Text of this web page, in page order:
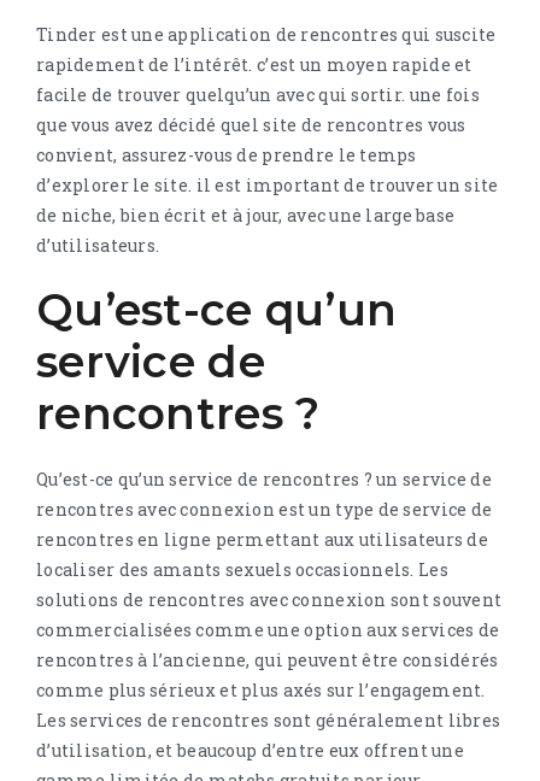
Tinder est une application de rencontres qui suscite
rapidement de l’intérêt. c’est un moyen rapide et
facile de trouver quelqu’un avec qui sortir. une fois
que vous avez décidé quel site de rencontres vous
convient, assurez-vous de prendre le temps
d’explorer le site. il est important de trouver un site
de niche, bien écrit et à jour, avec une large base
d’utilisateurs.
Qu’est-ce qu’un
service de
rencontres ?
Qu’est-ce qu’un service de rencontres ? un service de
rencontres avec connexion est un type de service de
rencontres en ligne permettant aux utilisateurs de
localiser des amants sexuels occasionnels. Les
solutions de rencontres avec connexion sont souvent
commercialisées comme une option aux services de
rencontres à l’ancienne, qui peuvent être considérés
comme plus sérieux et plus axés sur l’engagement.
Les services de rencontres sont généralement libres
d’utilisation, et beaucoup d’entre eux offrent une